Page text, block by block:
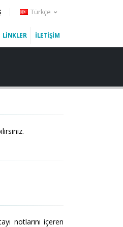
Türkçe
LİNKLER İLETİŞİM
notlarını içeren